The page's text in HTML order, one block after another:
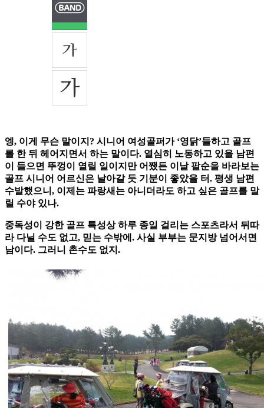
엥, 이게 무슨 말이지? 시니어 여성골퍼가 ‘영닭’들하고 골프
를 한 뒤 헤어지면서 하는 말이다. 열심히 노동하고 있을 남편
이 들으면 뚜껑이 열릴 일이지만 어쨌든 이날 팔순을 바라보는
골프 시니어 어르신은 날아갈 듯 기분이 좋았을 터. 평생 남편
수발했으니, 이제는 파랑새는 아니더라도 하고 싶은 골프를 말
릴 수야 있나.
중독성이 강한 골프 특성상 하루 종일 걸리는 스포츠라서 뒤따
라 다닐 수도 없고, 믿는 수밖에. 사실 부부는 문지방 넘어서면
남이다. 그러니 촌수도 없지.